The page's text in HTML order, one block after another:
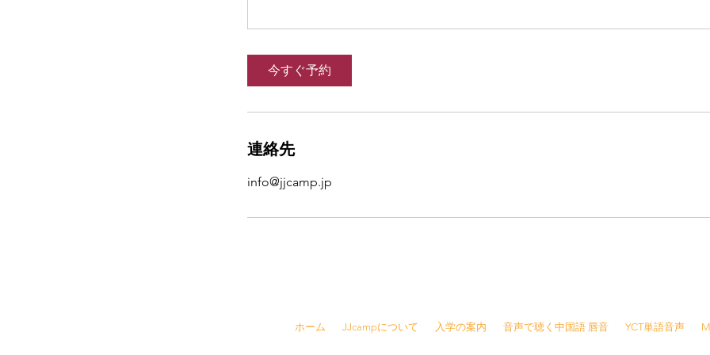
今すぐ予約
連絡先
info@jjcamp.jp
ホーム JJcampについて 入学の案内 音声で聴く中国語 唇音 YCT単語音声